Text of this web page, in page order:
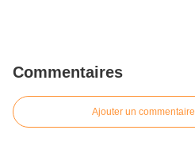
Commentaires
Ajouter un commentaire